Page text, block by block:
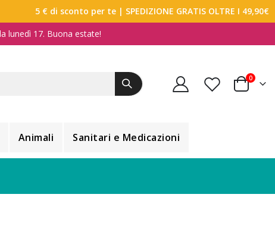
5 € di sconto per te | SPEDIZIONE GRATIS OLTRE I 49,90€
lunedì 17. Buona estate!
Carrello
0
Animali Sanitari e Medicazioni